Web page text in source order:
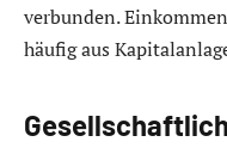
verbunden.
häufig aus